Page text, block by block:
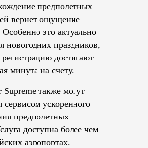
предполетных
вернет ощущение
Особенно это актуально
новогодних праздников,
регистрацию достигают
минута на счету.
также могут
сервисом ускоренного
предполетных
доступна более чем
аэропортах.